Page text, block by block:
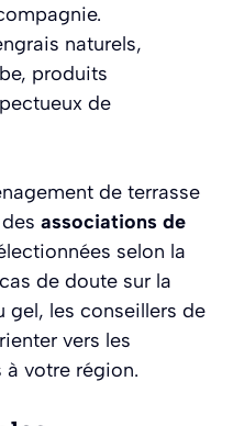
naturels,
produits
de
de terrasse
associations de
selon la
de doute sur la
gel, les conseillers de
vers les
à votre région.